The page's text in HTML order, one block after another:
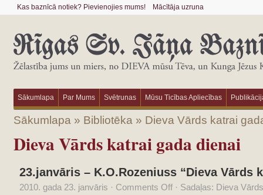
Kas baznīcā notiek? Pievienojies mums! Mācītāja uzruna
Sākumlapa Par Mums Svētrunas Mūsu Ticības Apliecības
Sākumlapa » Bibliotēka » Dieva Vārds katrai
Dieva Vārds katrai gada dienai
23.janvāris – K.O.Rozeniuss “Dieva Vārds
2010. gada 23. janvāris · Comments Off · Sadaļas: Dieva